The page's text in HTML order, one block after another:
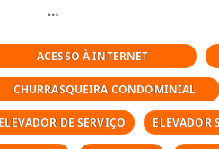
Residencial 737 Pedroso:
Fitness com área externa
Salão de jogos
Solarium
ACESSO À INTERNET
CHURRASQUEIRA CONDOMINIAL
DE SERVIÇO ELEVADOR